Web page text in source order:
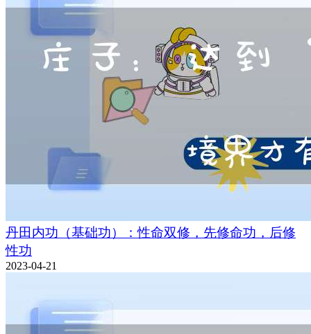
丹田内功（基础功）：性命双修，先修命功，后修
性功
2023-04-21